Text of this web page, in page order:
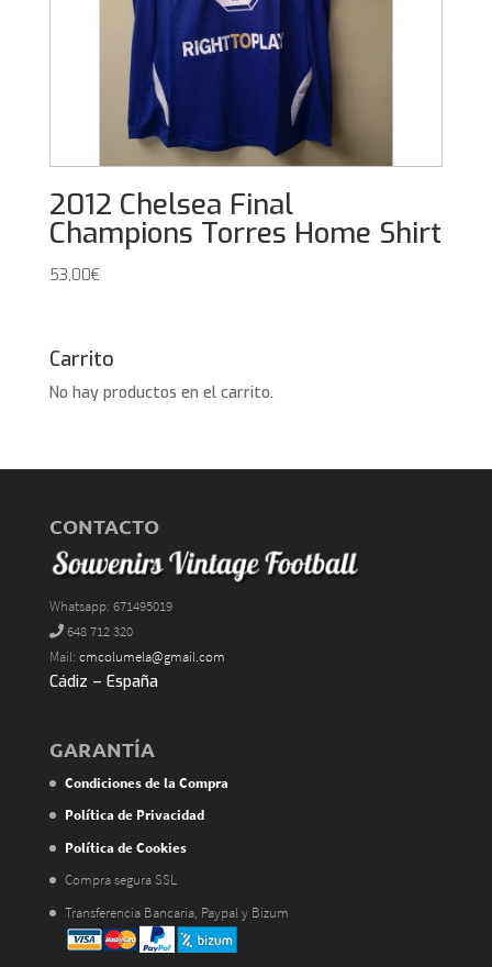
2012 Chelsea Final
Champions Torres Home Shirt
53,00€
Carrito
No hay productos en el carrito.
CONTACTO
Whatsapp: 671495019
648 712 320
Mail: cmcolumela@gmail.com
Cádiz – España
GARANTÍA
Condiciones de la Compra
Política de Privacidad
Política de Cookies
Compra segura SSL
Transferencia Bancaria, Paypal y Bizum